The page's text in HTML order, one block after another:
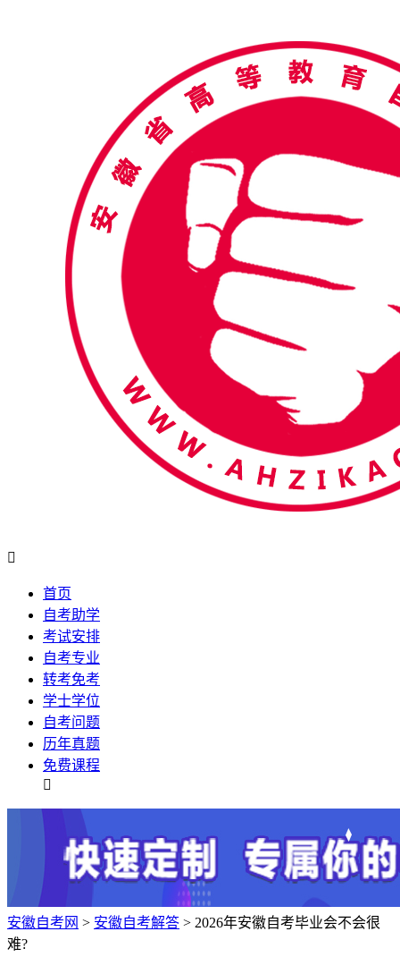

首页
自考助学
考试安排
自考专业
转考免考
学士学位
自考问题
历年真题
免费课程

安徽自考网 > 安徽自考解答 > 2026年安徽自考毕业会不会很
难?